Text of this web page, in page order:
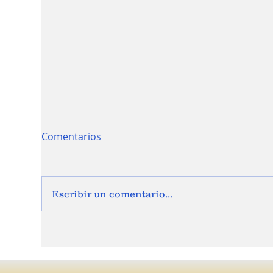
PETRONIO ALVAREZ
Comentarios
Escribir un comentario...